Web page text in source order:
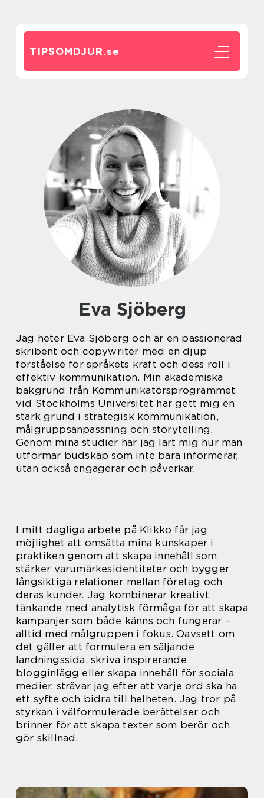
TIPSOMDJUR.se
Eva Sjöberg
Jag heter Eva Sjöberg och är en passionerad
skribent och copywriter med en djup
förståelse för språkets kraft och dess roll i
effektiv kommunikation. Min akademiska
bakgrund från Kommunikatörsprogrammet
vid Stockholms Universitet har gett mig en
stark grund i strategisk kommunikation,
målgruppsanpassning och storytelling.
Genom mina studier har jag lärt mig hur man
utformar budskap som inte bara informerar,
utan också engagerar och påverkar.
I mitt dagliga arbete på Klikko får jag
möjlighet att omsätta mina kunskaper i
praktiken genom att skapa innehåll som
stärker varumärkesidentiteter och bygger
långsiktiga relationer mellan företag och
deras kunder. Jag kombinerar kreativt
tänkande med analytisk förmåga för att skapa
kampanjer som både känns och fungerar –
alltid med målgruppen i fokus. Oavsett om
det gäller att formulera en säljande
landningssida, skriva inspirerande
blogginlägg eller skapa innehåll för sociala
medier, strävar jag efter att varje ord ska ha
ett syfte och bidra till helheten. Jag tror på
styrkan i välformulerade berättelser och
brinner för att skapa texter som berör och
gör skillnad.